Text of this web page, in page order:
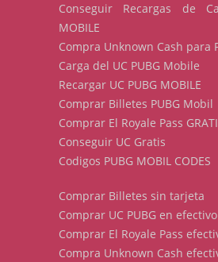
Conseguir Recargas de
MOBILE
Compra Unknown Cash para
Carga del UC PUBG Mobile
Recargar UC PUBG MOBILE
Comprar Billetes PUBG Mobil
Comprar El Royale Pass
Conseguir UC Gratis
Codigos PUBG MOBIL CODES
Comprar Billetes sin tarjeta
Comprar UC PUBG en efectivo
Comprar El Royale Pass
Compra Unknown Cash